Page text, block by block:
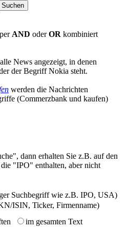
Suchen
AND oderOR kombiniert
News angezeigt, in denen
der Begriff Nokia steht.
werden die Nachrichten
(Commerzbank und kaufen)
dann erhalten Sie z.B. auf den
"IPO" enthalten, aber nicht
Suchbegriff wie z.B. IPO, USA)
ISIN, Ticker, Firmenname)
im gesamten Text